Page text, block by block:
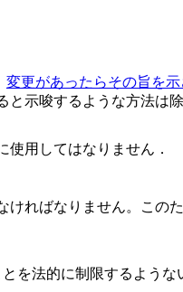
変更があったらその旨を示
示唆するような方法は除
用してはなりません．
ればなりません。この
を法的に制限するような